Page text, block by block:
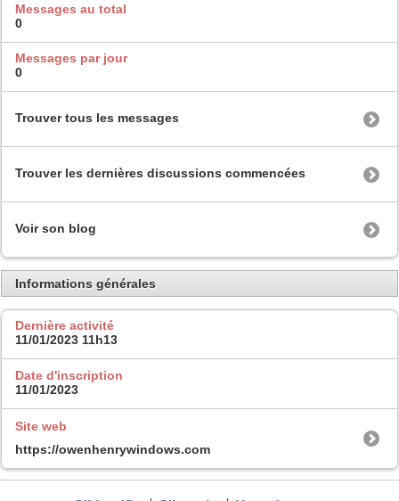
Messages au total
0
Messages par jour
0
Trouver tous les messages
Trouver les dernières discussions commencées
Voir son blog
Informations générales
Dernière activité
11/01/2023 11h13
Date d'inscription
11/01/2023
Site web
https://owenhenrywindows.com